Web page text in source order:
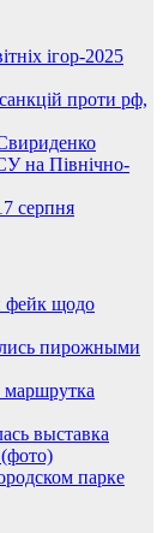
ігор-2025
проти рф,
на Північно-
серпня
щодо
пирожными
выставка
парке